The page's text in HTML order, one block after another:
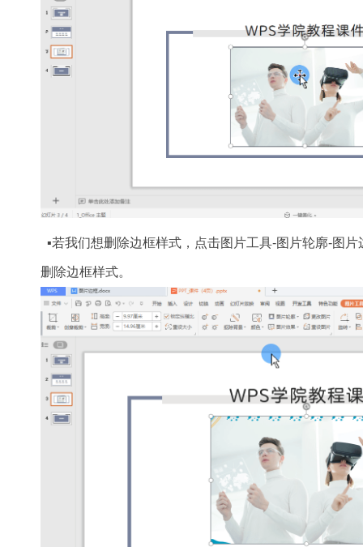
▪若我们想删除边框样式，点击图片工具-图片轮廓-图片
删除边框样式。